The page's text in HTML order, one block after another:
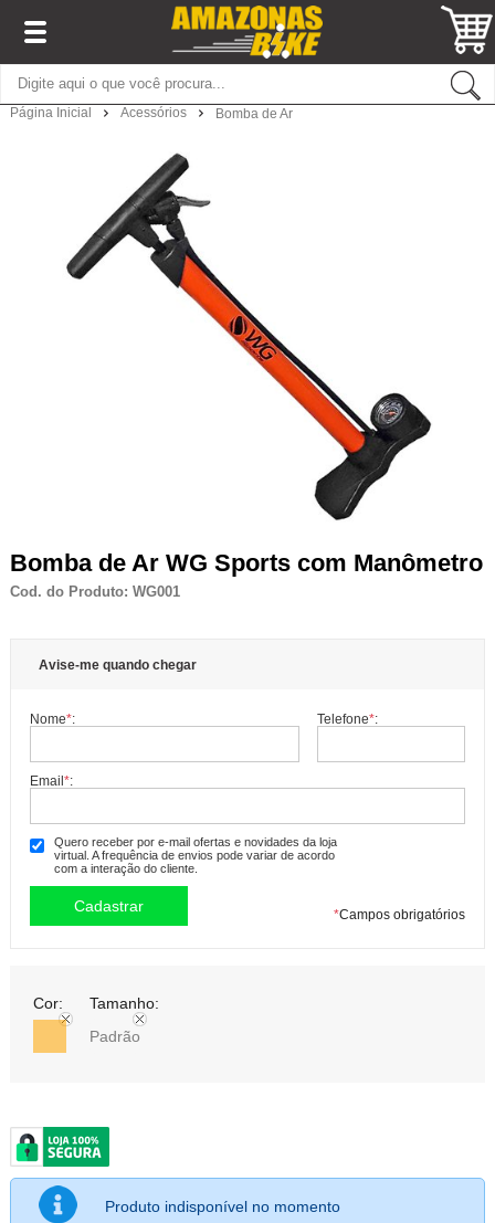
Página Inicial Acessórios Bomba de Ar
Bomba de Ar WG Sports com Manômetro
Cod. do Produto: WG001
Avise-me quando chegar
Nome*: Telefone*:
Email*:
Quero receber por e-mail ofertas e novidades da loja
virtual. A frequência de envios pode variar de acordo
com a interação do cliente.
*Campos obrigatórios
Cor:
Tamanho:
Padrão
Produto indisponível no momento